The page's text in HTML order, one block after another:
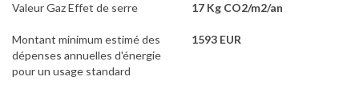
Valeur Gaz Effet de serre 17 Kg CO2/m2/an
Montant minimum estimé des
dépenses annuelles d'énergie
pour un usage standard
1593 EUR